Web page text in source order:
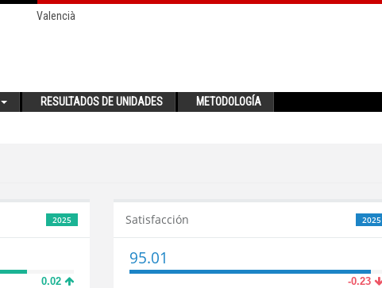
Valencià
RESULTADOS DE UNIDADES METODOLOGÍA
2025
0.02
2025
Satisfacción
95.01
-0.23